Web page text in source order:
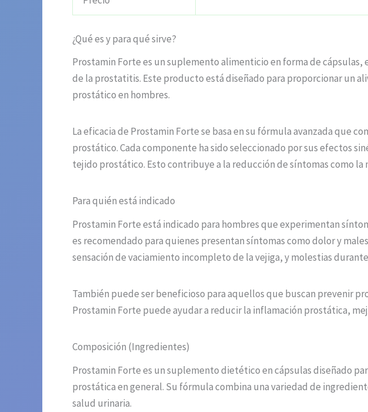
¿Qué es y para qué sirve?
Prostamin Forte es un suplemento alimenticio en forma de
de la prostatitis. Este producto está diseñado para proporcionar un
prostático en hombres.
La eficacia de Prostamin Forte se basa en su fórmula avanzada que
prostático. Cada componente ha sido seleccionado por sus efectos
tejido prostático. Esto contribuye a la reducción de síntomas como
Para quién está indicado
Prostamin Forte está indicado para hombres que experimentan
es recomendado para quienes presentan síntomas como dolor y
sensación de vaciamiento incompleto de la vejiga, y molestias
También puede ser beneficioso para aquellos que buscan prevenir
Prostamin Forte puede ayudar a reducir la inflamación prostática,
Composición (Ingredientes)
Prostamin Forte es un suplemento dietético en cápsulas diseñado
prostática en general. Su fórmula combina una variedad de
salud urinaria.